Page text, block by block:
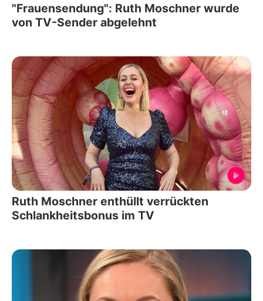
"Frauensendung": Ruth Moschner wurde
von TV-Sender abgelehnt
Ruth Moschner enthüllt verrückten
Schlankheitsbonus im TV